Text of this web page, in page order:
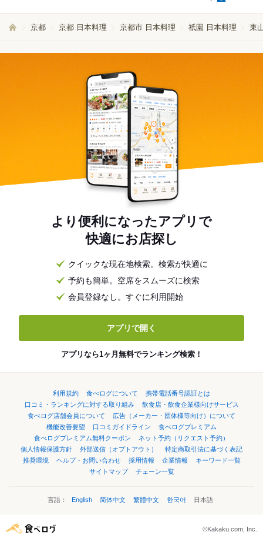
京都 京都 日本料理 京都市 日本料理 祇園 日本料理 東
より便利になったアプリで
快適にお店探し
クイックな現在地検索。検索が快適に
予約も簡単。空席をスムーズに検索
会員登録なし。すぐに利用開始
アプリで開く
アプリなら1ヶ月無料でランキング検索！
利用規約 食べログについて
携帯電話番号認証とは
口コミ・ランキングに対する取り組み
飲食店・飲食企業様向けサービス
食べログ店舗会員について
広告（メーカー・団体様等向け）について
機能改善要望
口コミガイドライン
食べログプレミアム
食べログプレミアム無料クーポン
ネット予約（リクエスト予約）
個人情報保護方針
外部送信（オプトアウト）
特定商取引法に基づく表記
推奨環境
ヘルプ・お問い合わせ 採用情報 企業情報
キーワード一覧
サイトマップ
チェーン一覧
言語： English 简体中文 繁體中文 한국어 日本語
©Kakaku.com, Inc.